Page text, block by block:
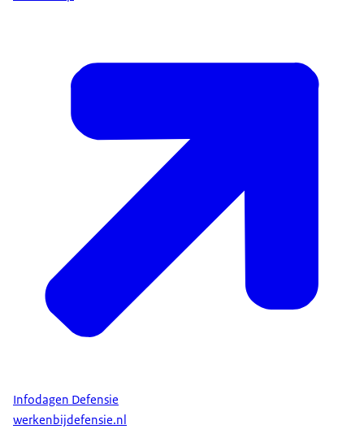
Infodagen Defensie
werkenbijdefensie.nl